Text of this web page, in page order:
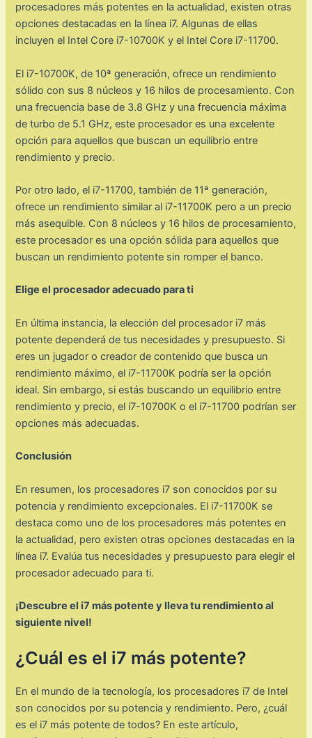
procesadores más potentes en la actualidad, existen otras
opciones destacadas en la línea i7. Algunas de ellas
incluyen el Intel Core i7-10700K y el Intel Core i7-11700.
El i7-10700K, de 10ª generación, ofrece un rendimiento
sólido con sus 8 núcleos y 16 hilos de procesamiento. Con
una frecuencia base de 3.8 GHz y una frecuencia máxima
de turbo de 5.1 GHz, este procesador es una excelente
opción para aquellos que buscan un equilibrio entre
rendimiento y precio.
Por otro lado, el i7-11700, también de 11ª generación,
ofrece un rendimiento similar al i7-11700K pero a un precio
más asequible. Con 8 núcleos y 16 hilos de procesamiento,
este procesador es una opción sólida para aquellos que
buscan un rendimiento potente sin romper el banco.
Elige el procesador adecuado para ti
En última instancia, la elección del procesador i7 más
potente dependerá de tus necesidades y presupuesto. Si
eres un jugador o creador de contenido que busca un
rendimiento máximo, el i7-11700K podría ser la opción
ideal. Sin embargo, si estás buscando un equilibrio entre
rendimiento y precio, el i7-10700K o el i7-11700 podrían ser
opciones más adecuadas.
Conclusión
En resumen, los procesadores i7 son conocidos por su
potencia y rendimiento excepcionales. El i7-11700K se
destaca como uno de los procesadores más potentes en
la actualidad, pero existen otras opciones destacadas en la
línea i7. Evalúa tus necesidades y presupuesto para elegir el
procesador adecuado para ti.
¡Descubre el i7 más potente y lleva tu rendimiento al
siguiente nivel!
¿Cuál es el i7 más potente?
En el mundo de la tecnología, los procesadores i7 de Intel
son conocidos por su potencia y rendimiento. Pero, ¿cuál
es el i7 más potente de todos? En este artículo,